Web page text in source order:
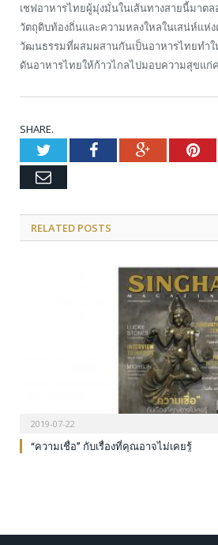
เชฟอาหารไทยผู้มุ่งมั่นในเส้นทางสายนี้มาต
วัตถุดิบท้องถิ่นและความหลงใหลในเสน่ห์แห่
วัฒนธรรมที่ผสมผสานกันเป็นอาหารไทยทำ
ดันอาหารไทยให้ก้าวไกลไปมอบความสุขแ
SHARE.
TwitterFacebookGoogle+
Email
RELATED POSTS
2019-07-22
“ความเชื่อ” กับเรื่องที่คุณอาจไม่เคยรู้